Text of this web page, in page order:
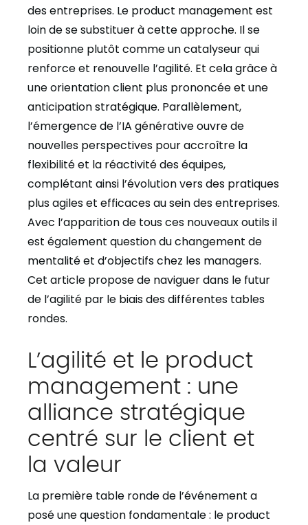
des entreprises. Le product management est
loin de se substituer à cette approche. Il se
positionne plutôt comme un catalyseur qui
renforce et renouvelle l’agilité. Et cela grâce à
une orientation client plus prononcée et une
anticipation stratégique. Parallèlement,
l’émergence de l’IA générative ouvre de
nouvelles perspectives pour accroître la
flexibilité et la réactivité des équipes,
complétant ainsi l’évolution vers des pratiques
plus agiles et efficaces au sein des entreprises.
Avec l’apparition de tous ces nouveaux outils il
est également question du changement de
mentalité et d’objectifs chez les managers.
Cet article propose de naviguer dans le futur
de l’agilité par le biais des différentes tables
rondes.
L’agilité et le product
management : une
alliance stratégique
centré sur le client et
la valeur
La première table ronde de l’événement a
posé une question fondamentale : le product